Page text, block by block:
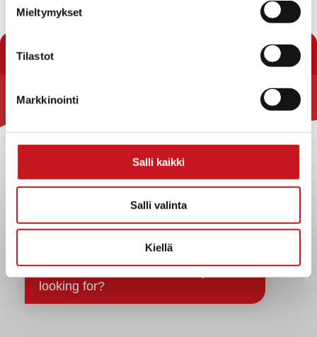
Mieltymykset
Tilastot
Markkinointi
Salli kaikki
Salli valinta
Kiellä
Jos haluat oman tapahtumasi lisättäväksi kalenteriin
jätä tapahtuman tiedot linkin takaa löytyvällä
Yhteystiedot
Strategiat, ohjelmat, ohjeet, suunnitelmat, säännöt ja
sopimukset
Evästeet
Tietosuoja
Tietosuojaselosteet